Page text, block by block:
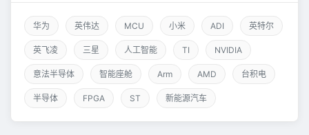
华为 英伟达 MCU 小米 ADI 英特尔
英飞凌 三星 人工智能 TI NVIDIA
意法半导体 智能座舱 Arm AMD 台积电
半导体 FPGA ST 新能源汽车